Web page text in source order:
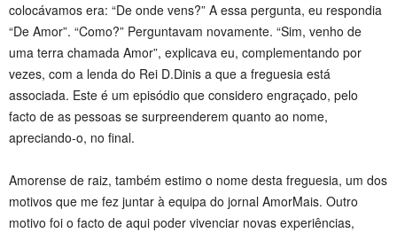
colocávamos era: “De onde vens?” A essa pergunta, eu respondia
“De Amor”. “Como?” Perguntavam novamente. “Sim, venho de
uma terra chamada Amor”, explicava eu, complementando por
vezes, com a lenda do Rei D.Dinis a que a freguesia está
associada. Este é um episódio que considero engraçado, pelo
facto de as pessoas se surpreenderem quanto ao nome,
apreciando-o, no final.
Amorense de raiz, também estimo o nome desta freguesia, um dos
motivos que me fez juntar à equipa do jornal AmorMais. Outro
motivo foi o facto de aqui poder vivenciar novas experiências,